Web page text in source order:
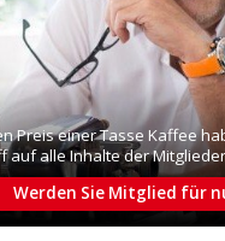
Preis einer Tasse Kaffee
auf alle Inhalte der Mitglieder
Werden Sie Mitglied für